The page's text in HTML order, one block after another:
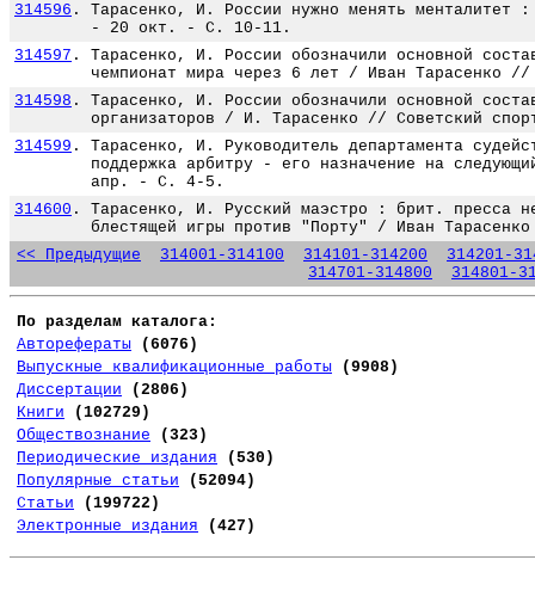
314596 .
Тарасенко, И. России нужно менять
- 20 окт. - С. 10-11.
314597 .
Тарасенко, И. России обозначили основной
чемпионат мира через 6 лет / Иван
314598 .
Тарасенко, И. России обозначили основной
организаторов / И. Тарасенко // Советский
314599 .
Тарасенко, И. Руководитель департамента
поддержка арбитру - его назначение на
апр. - С. 4-5.
314600 .
Тарасенко, И. Русский маэстро : брит. пресса
блестящей игры против "Порту" / Иван
<< Предыдущие
314001-314100 314101-314200
314201-
314701-314800
314801-
По разделам каталога:
Авторефераты
(6076)
Выпускные квалификационные работы
(9908)
Диссертации
(2806)
Книги
(102729)
Обществознание
(323)
Периодические издания
(530)
Популярные статьи
(52094)
Статьи
(199722)
Электронные издания
(427)